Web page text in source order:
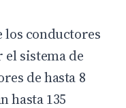
los conductores
sistema de
de hasta 8
hasta 135